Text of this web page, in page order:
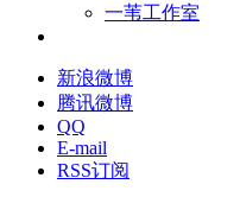
一苇工作室
新浪微博
腾讯微博
QQ
E-mail
RSS订阅